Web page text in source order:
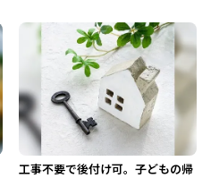
工事不要で後付け可。子どもの帰